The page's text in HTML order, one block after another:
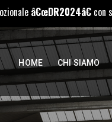
con sconto extra
HOME CHI SIAMO